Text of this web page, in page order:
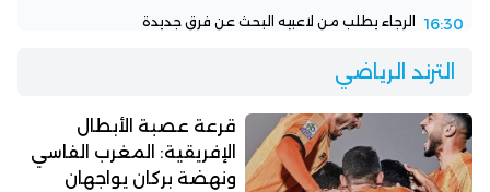
16:30 الرجاء يطلب من لاعبيه البحث عن فرق جديدة
الترند الرياضي
قرعة عصبة الأبطال
الإفريقية: المغرب الفاسي
ونهضة بركان يواجهان